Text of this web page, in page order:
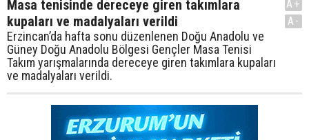
Masa tenisinde dereceye giren takımlara
kupaları ve madalyaları verildi
Erzincan’da hafta sonu düzenlenen Doğu Anadolu ve
Güney Doğu Anadolu Bölgesi Gençler Masa Tenisi
Takım yarışmalarında dereceye giren takımlara kupaları
ve madalyaları verildi.
A+
A-